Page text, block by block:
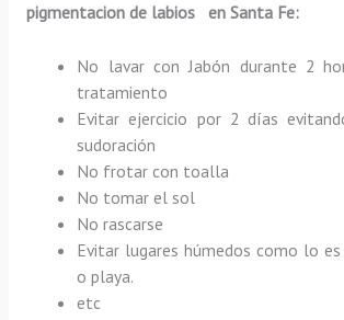
pigmentacion de labios en Santa Fe:
No lavar con Jabón durante 2
tratamiento
Evitar ejercicio por 2 días
sudoración
No frotar con toalla
No tomar el sol
No rascarse
Evitar lugares húmedos como lo es
o playa.
etc